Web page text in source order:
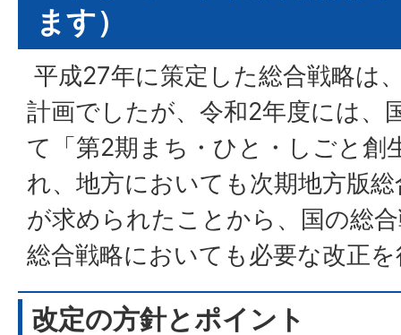
ます）
平成27年に策定した総合戦略は
計画でしたが、令和2年度には、
て「第2期まち・ひと・しごと創
れ、地方においても次期地方版
が求められたことから、国の総
総合戦略においても必要な改正
改定の方針とポイント